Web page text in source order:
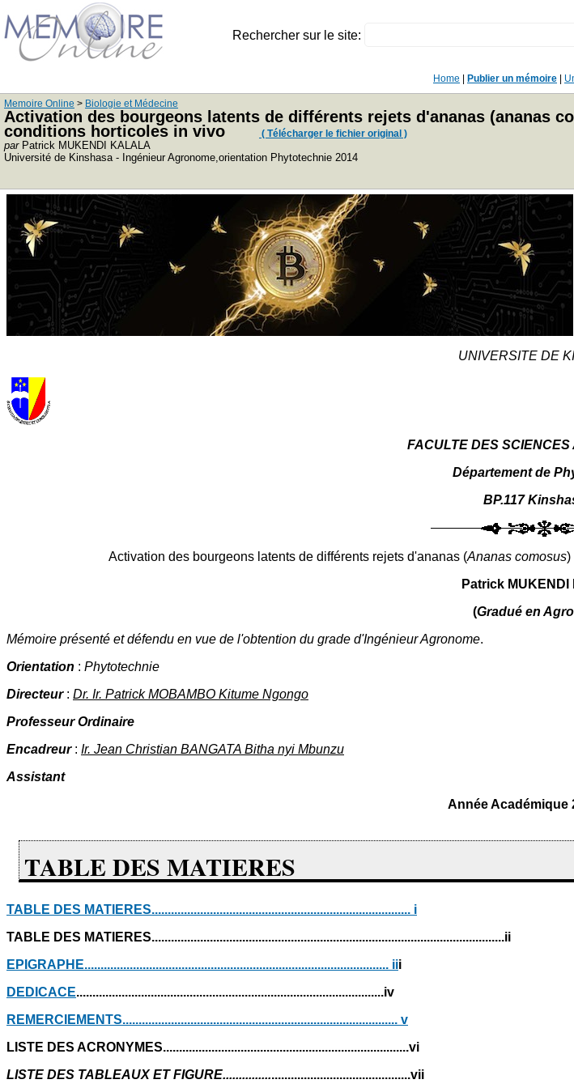
Rechercher sur le site:
Home Publier un mémoire
Memoire Online > Biologie et Médecine
Activation des bourgeons latents de différents rejets d'ananas (ananas
conditions horticoles in vivo
( Télécharger le fichier original )
parPatrick MUKENDI KALALA
Université de Kinshasa - Ingénieur Agronome,orientation Phytotechnie 2014
UNIVERSITE DE
FACULTE DES SCIENCES
Département de
BP.117
Activation des bourgeons latents de différents rejets d'ananas (Ananas comosus)
Patrick
(Gradué en
Mémoire présenté et défendu en vue de l'obtention du grade d'Ingénieur Agronome.
Orientation : Phytotechnie
Directeur : Dr. Ir. Patrick MOBAMBO Kitume Ngongo
Professeur Ordinaire
Encadreur : Ir. Jean Christian BANGATA Bitha nyi Mbunzu
Assistant
Année Académique
TABLE DES MATIERES
TABLE DES MATIERES................................................................................ i
TABLE DES MATIERES.............................................................................................................ii
EPIGRAPHE.............................................................................................. iii
DEDICACE...............................................................................................iv
REMERCIEMENTS..................................................................................... v
LISTE DES ACRONYMES............................................................................vi
LISTE DES TABLEAUX ET FIGURE..........................................................vii